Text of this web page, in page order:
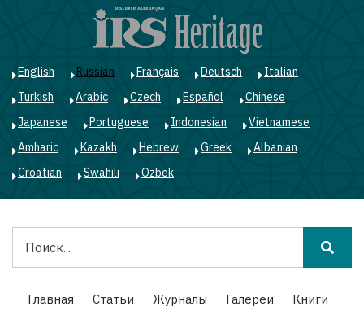
English Russian Français Deutsch
Italian
Turkish
Arabic Czech Español
Chinese
Japanese
Portuguese Indonesian
Vietnamese
Amharic
Kazakh Hebrew Greek
Albanian
Croatian
Swahili Ozbek
Main
navigation
Главная Статьи Журналы Галереи
Книги